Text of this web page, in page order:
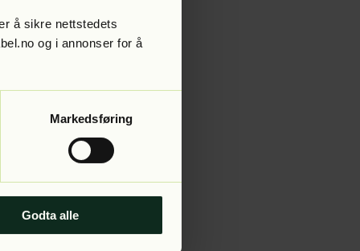
å sikre nettstedets
og i annonser for å
Markedsføring
Godta alle